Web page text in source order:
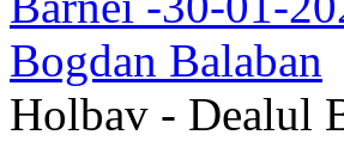
Holbav - Dealul